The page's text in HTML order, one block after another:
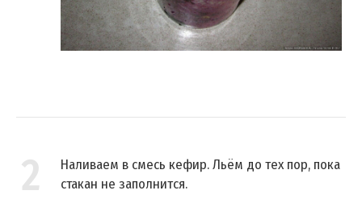
2
Наливаем в смесь кефир. Льём до тех пор, пока
стакан не заполнится.